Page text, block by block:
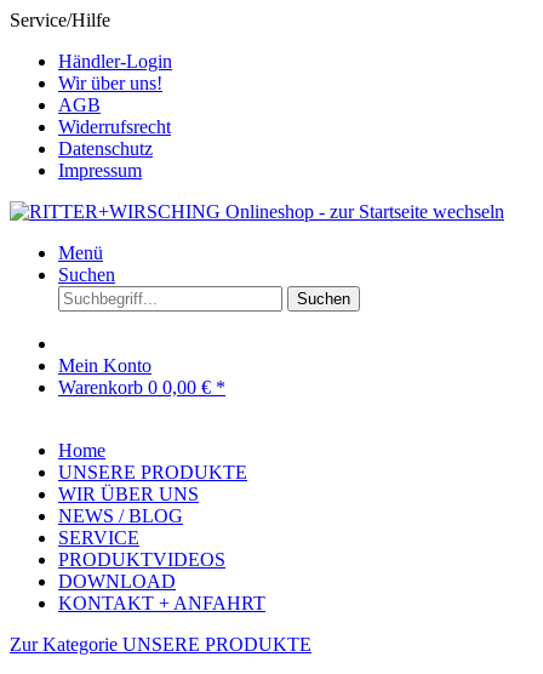
Service/Hilfe
Händler-Login
Wir über uns!
AGB
Widerrufsrecht
Datenschutz
Impressum
Menü
Suchen
Suchen
Mein Konto
Warenkorb 0 0,00 € *
Home
UNSERE PRODUKTE
WIR ÜBER UNS
NEWS / BLOG
SERVICE
PRODUKTVIDEOS
DOWNLOAD
KONTAKT + ANFAHRT
Zur Kategorie UNSERE PRODUKTE